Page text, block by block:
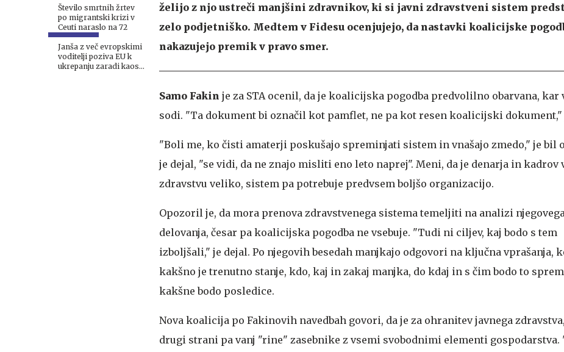
Število smrtnih žrtev
po migrantski krizi v
Ceuti naraslo na 72
Janša z več evropskimi
voditelji poziva EU k
ukrepanju zaradi kaosa
želijo z njo ustreči manjšini zdravnikov, ki si javni zdravstveni sistem
zelo podjetniško. Medtem v Fidesu ocenjujejo, da nastavki koalicijske
nakazujejo premik v pravo smer.
Samo Fakin je za STA ocenil, da je koalicijska pogodba predvolilno obarvana, kar
sodi. "Ta dokument bi označil kot pamflet, ne pa kot resen koalicijski dokument,"
"Boli me, ko čisti amaterji poskušajo spreminjati sistem in vnašajo zmedo," je bil
je dejal, "se vidi, da ne znajo misliti eno leto naprej". Meni, da je denarja in kadrov
zdravstvu veliko, sistem pa potrebuje predvsem boljšo organizacijo.
Opozoril je, da mora prenova zdravstvenega sistema temeljiti na analizi njegovega
delovanja, česar pa koalicijska pogodba ne vsebuje. "Tudi ni ciljev, kaj bodo s tem
izboljšali," je dejal. Po njegovih besedah manjkajo odgovori na ključna vprašanja,
kakšno je trenutno stanje, kdo, kaj in zakaj manjka, do kdaj in s čim bodo to
kakšne bodo posledice.
Nova koalicija po Fakinovih navedbah govori, da je za ohranitev javnega
drugi strani pa vanj "rine" zasebnike z vsemi svobodnimi elementi gospodarstva.